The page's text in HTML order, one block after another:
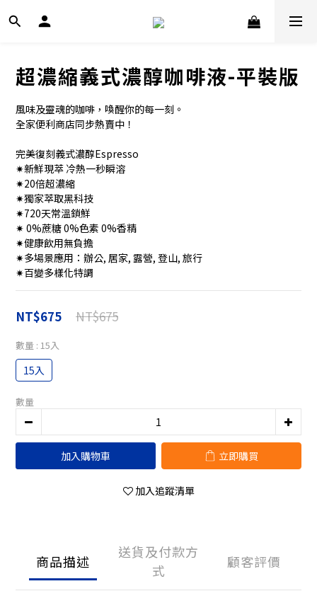
超濃縮義式濃醇咖啡液-平裝版
風味及靈魂的咖啡，喚醒你的每一刻。
全家便利商店同步熱賣中！
完美復刻義式濃醇Espresso
✷新鮮現萃 冷熱一秒瞬溶
✷20倍超濃縮
✷獨家萃取黑科技
✷720天常溫鎖鮮
✷ 0%蔗糖 0%色素 0%香精
✷健康飲用無負擔
✷多場景應用：辦公, 居家, 露營, 登山, 旅行
✷百變多樣化特調
NT$675
NT$675
數量 : 15入
15入
數量
加入購物車 立即購買
加入追蹤清單
商品描述
送貨及付款方
式
顧客評價